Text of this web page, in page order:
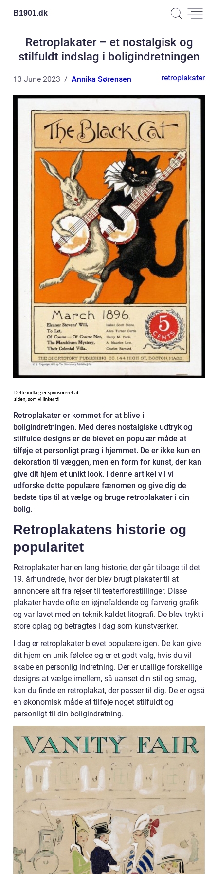
B1901.dk
Retroplakater – et nostalgisk og
stilfuldt indslag i boligindretningen
13 June 2023 Annika Sørensen retroplakater
Retroplakater er kommet for at blive i
boligindretningen. Med deres nostalgiske udtryk og
stilfulde designs er de blevet en populær måde at
tilføje et personligt præg i hjemmet. De er ikke kun en
dekoration til væggen, men en form for kunst, der kan
give dit hjem et unikt look. I denne artikel vil vi
udforske dette populære fænomen og give dig de
bedste tips til at vælge og bruge retroplakater i din
bolig.
Retroplakatens historie og
popularitet
Retroplakater har en lang historie, der går tilbage til det
19. århundrede, hvor der blev brugt plakater til at
annoncere alt fra rejser til teaterforestillinger. Disse
plakater havde ofte en iøjnefaldende og farverig grafik
og var lavet med en teknik kaldet litografi. De blev trykt i
store oplag og betragtes i dag som kunstværker.
I dag er retroplakater blevet populære igen. De kan give
dit hjem en unik følelse og er et godt valg, hvis du vil
skabe en personlig indretning. Der er utallige forskellige
designs at vælge imellem, så uanset din stil og smag,
kan du finde en retroplakat, der passer til dig. De er også
en økonomisk måde at tilføje noget stilfuldt og
personligt til din boligindretning.